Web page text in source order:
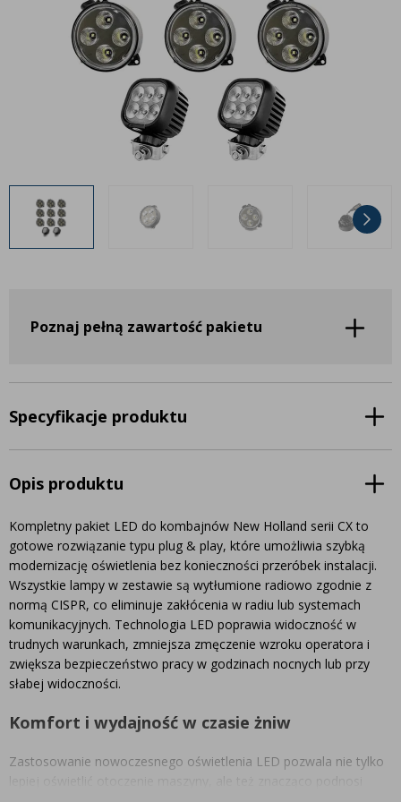
Często zadawane pytania
Kontakt
Bezpłatny projekt oświetlenia
+48 81 884 70 94
info@agraled.pl
Inne akcesoria
Często zadawane pytania
Sprawdź wszystko
Poznaj pełną zawartość pakietu
Specyfikacje produktu
Opis produktu
Kompletny pakiet LED do kombajnów New Holland serii CX to
gotowe rozwiązanie typu plug & play, które umożliwia szybką
modernizację oświetlenia bez konieczności przeróbek instalacji.
Wszystkie lampy w zestawie są wytłumione radiowo zgodnie z
normą CISPR, co eliminuje zakłócenia w radiu lub systemach
komunikacyjnych. Technologia LED poprawia widoczność w
trudnych warunkach, zmniejsza zmęczenie wzroku operatora i
zwiększa bezpieczeństwo pracy w godzinach nocnych lub przy
słabej widoczności.
Komfort i wydajność w czasie żniw
Zastosowanie nowoczesnego oświetlenia LED pozwala nie tylko
lepiej oświetlić otoczenie maszyny, ale też znacząco podnosi